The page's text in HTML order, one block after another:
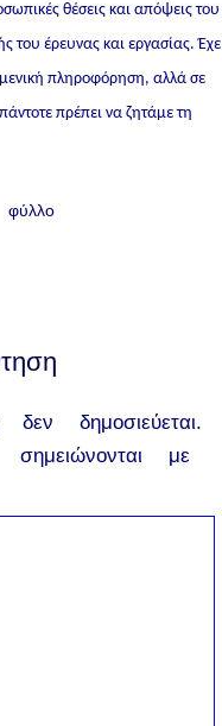
θέσεις και απόψεις του
του έρευνας και εργασίας.
πληροφόρηση, αλλά σε
πρέπει να ζητάμε τη
φύλλο
δημοσιεύεται.
με